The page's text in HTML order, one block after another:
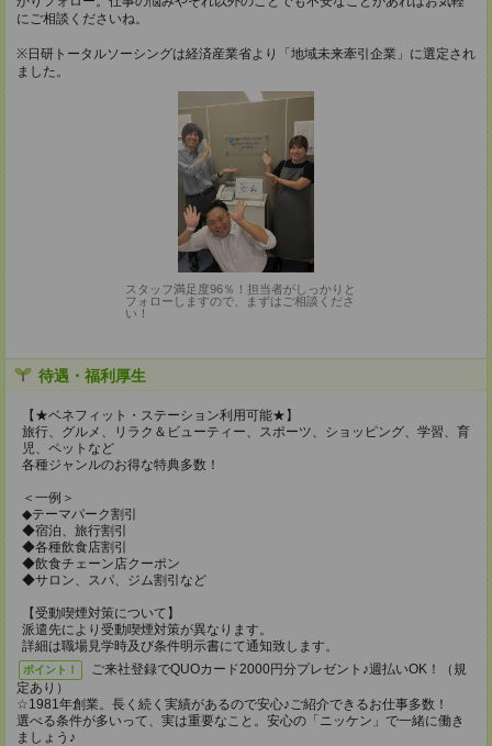
にご相談くださいね。
※日研トータルソーシングは経済産業省より「地域未来牽引企業」に選定され
ました。
スタッフ満足度96％！担当者がしっかりと
フォローしますので、まずはご相談くださ
い！
待遇・福利厚生
【★ベネフィット・ステーション利用可能★】
旅行、グルメ、リラク＆ビューティー、スポーツ、ショッピング、学習、育
児、ペットなど
各種ジャンルのお得な特典多数！
＜一例＞
◆テーマパーク割引
◆宿泊、旅行割引
◆各種飲食店割引
◆飲食チェーン店クーポン
◆サロン、スパ、ジム割引など
【受動喫煙対策について】
派遣先により受動喫煙対策が異なります。
詳細は職場見学時及び条件明示書にて通知致します。
ポイント！
ご来社登録でQUOカード2000円分プレゼント♪週払いOK！（規
定あり）
☆1981年創業。長く続く実績があるので安心♪ご紹介できるお仕事多数！
選べる条件が多いって、実は重要なこと。安心の「ニッケン」で一緒に働き
ましょう♪